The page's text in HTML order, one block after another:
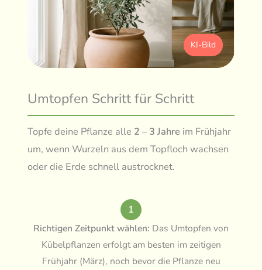
KI-Bild
Umtopfen Schritt für Schritt
Topfe deine Pflanze alle 2 – 3 Jahre im Frühjahr
um, wenn Wurzeln aus dem Topfloch wachsen
oder die Erde schnell austrocknet.
1
Richtigen Zeitpunkt wählen: Das Umtopfen von
Kübelpflanzen erfolgt am besten im zeitigen
Frühjahr (März), noch bevor die Pflanze neu